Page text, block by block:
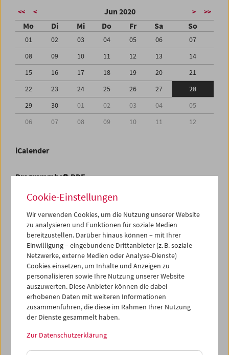
<< < Jun 2020 > >>
Mo Di Mi Do Fr Sa So
01 02 03 04 05 06
07
08
09 10 11 12 13
14
15
16 17 18 19 20
21
22
23 24 25 26 27
28
29
30 01 02 03 04
05
06
07 08 09 10 11 12
iCalender
Programmheft-PDF
English language or subtitles
< Vorherige Woche Nächste Woche >
Mo 22.6.
Di 23.6.
Mi 24.6.
Do 25.6.
Cookie-Einstellungen
Wir verwenden Cookies, um die Nutzung unserer Website
zu analysieren und Funktionen für soziale Medien
bereitzustellen. Darüber hinaus können – mit Ihrer
Einwilligung – eingebundene Drittanbieter (z. B. soziale
Netzwerke, externe Medien oder Analyse-Dienste)
Cookies einsetzen, um Inhalte und Anzeigen zu
personalisieren sowie Ihre Nutzung unserer Website
auszuwerten. Diese Anbieter können die dabei
erhobenen Daten mit weiteren Informationen
zusammenführen, die diese im Rahmen Ihrer Nutzung
der Dienste gesammelt haben.
Zur Datenschutzerklärung